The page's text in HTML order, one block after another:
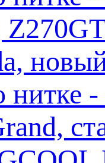
-